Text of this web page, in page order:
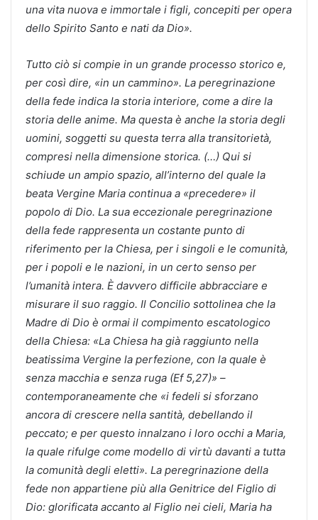
una vita nuova e immortale i figli, concepiti per opera
dello Spirito Santo e nati da Dio».
Tutto ciò si compie in un grande processo storico e,
per così dire, «in un cammino». La peregrinazione
della fede indica la storia interiore, come a dire la
storia delle anime. Ma questa è anche la storia degli
uomini, soggetti su questa terra alla transitorietà,
compresi nella dimensione storica. (…) Qui si
schiude un ampio spazio, all’interno del quale la
beata Vergine Maria continua a «precedere» il
popolo di Dio. La sua eccezionale peregrinazione
della fede rappresenta un costante punto di
riferimento per la Chiesa, per i singoli e le comunità,
per i popoli e le nazioni, in un certo senso per
l’umanità intera. È davvero difficile abbracciare e
misurare il suo raggio. Il Concilio sottolinea che la
Madre di Dio è ormai il compimento escatologico
della Chiesa: «La Chiesa ha già raggiunto nella
beatissima Vergine la perfezione, con la quale è
senza macchia e senza ruga (Ef 5,27)» –
contemporaneamente che «i fedeli si sforzano
ancora di crescere nella santità, debellando il
peccato; e per questo innalzano i loro occhi a Maria,
la quale rifulge come modello di virtù davanti a tutta
la comunità degli eletti». La peregrinazione della
fede non appartiene più alla Genitrice del Figlio di
Dio: glorificata accanto al Figlio nei cieli, Maria ha